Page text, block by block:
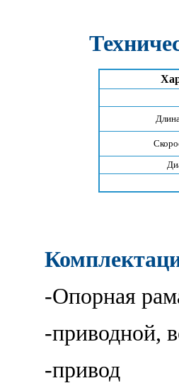
-Опорная
-приводной,
-привод